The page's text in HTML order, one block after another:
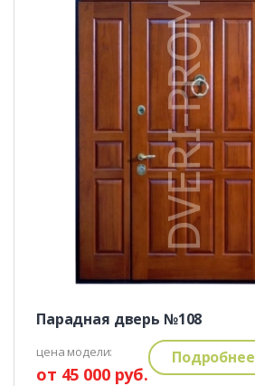
Парадная дверь №108
цена модели:
от 45 000 руб.
Подробнее